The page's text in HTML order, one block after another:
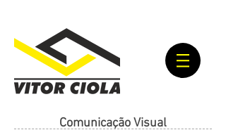
Comunicação Visual